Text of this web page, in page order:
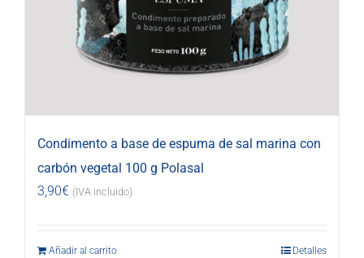
Condimento a base de espuma de sal marina con
carbón vegetal 100 g Polasal
3,90€ (IVA incluido)
Añadir al carrito Detalles